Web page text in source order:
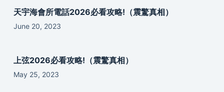
天宇海會所電話2026必看攻略!（震驚真相）
June 20, 2023
上弦2026必看攻略!（震驚真相）
May 25, 2023